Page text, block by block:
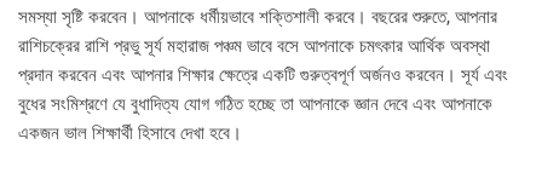
সমস্যা সৃষ্টি করবেন। আপনাকে ধর্মীয়ভাবে শক্তিশালী করবে। বছরের শুরুতে, আপনার
রাশিচক্রের রাশি প্রভু সূর্য মহারাজ পঞ্চম ভাবে বসে আপনাকে চমৎকার আর্থিক অবস্থা
প্রদান করবেন এবং আপনার শিক্ষার ক্ষেত্রে একটি গুরুত্বপূর্ণ অর্জনও করবেন। সূর্য এবং
বুধের সংমিশ্রণে যে বুধাদিত্য যোগ গঠিত হচ্ছে তা আপনাকে জ্ঞান দেবে এবং আপনাকে
একজন ভাল শিক্ষার্থী হিসাবে দেখা হবে।